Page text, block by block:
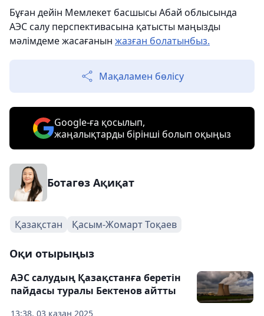
Бұған дейін Мемлекет басшысы Абай облысында
АЭС салу перспективасына қатысты маңызды
мәлімдеме жасағанын жазған болатынбыз.
Мақаламен бөлісу
Google-ға қосылып,
жаңалықтарды бірінші болып оқыңыз
Ботагөз Ақиқат
Қазақстан Қасым-Жомарт Тоқаев
Оқи отырыңыз
13:38, 03 қазан 2025
АЭС салудың Қазақстанға беретін
пайдасы туралы Бектенов айтты